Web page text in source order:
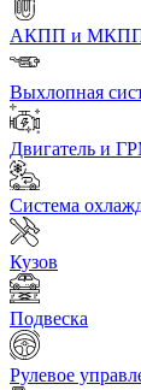
АКПП и
Выхлопная
Двигатель и
Система
Кузов
Подвеска
Рулевое